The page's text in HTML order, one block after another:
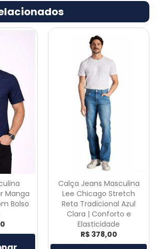
Manga
Bolso
Calça Jeans Masculina
Lee Chicago Stretch
Reta Tradicional Azul
Clara | Conforto e
Elasticidade
R$ 378,00